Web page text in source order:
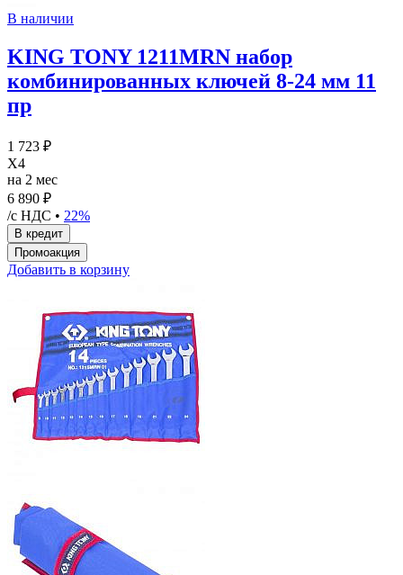
В наличии
KING TONY 1211MRN набор
комбинированных ключей 8-24 мм 11
пр
1 723 ₽
X4
на 2 мес
6 890 ₽
/с НДС • 22%
Добавить в корзину